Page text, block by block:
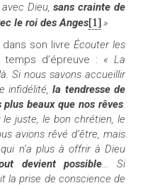
avec Dieu,sans crainte de
le roi des Anges[1].»
son livre Écouter les
d’épreuve : « La
Si nous savons accueillir
infidélité,la tendresse de
plus beaux que nos rêves.
juste, le bon chrétien, le
avions rêvé d’être, mais
n’a plus à offrir à Dieu
devient possible... Si
la prise de conscience de